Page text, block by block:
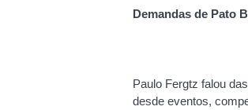
Demandas de Pato
Paulo Fergtz falou
desde eventos,